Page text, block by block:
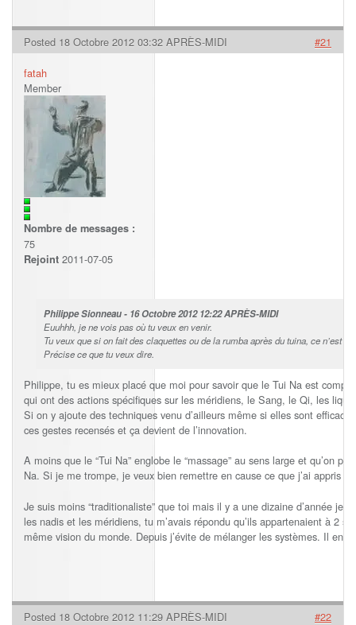
Posted 18 Octobre 2012 03:32 APRÈS-MIDI #21
fatah
Member
Nombre de messages :
75
Rejoint 2011-07-05
Philippe Sionneau - 16 Octobre 2012 12:22 APRÈS-MIDI
Euuhhh, je ne vois pas où tu veux en venir.
Tu veux que si on fait des claquettes ou de la rumba après du tuina, ce n’est
Précise ce que tu veux dire.
Philippe, tu es mieux placé que moi pour savoir que le Tui Na est
qui ont des actions spécifiques sur les méridiens, le Sang, le Qi, les
Si on y ajoute des techniques venu d’ailleurs même si elles sont
ces gestes recensés et ça devient de l’innovation.
A moins que le “Tui Na” englobe le “massage” au sens large et qu’on
Na. Si je me trompe, je veux bien remettre en cause ce que j’ai appris
Je suis moins “traditionaliste” que toi mais il y a une dizaine d’année je
les nadis et les méridiens, tu m’avais répondu qu’ils appartenaient à 2
même vision du monde. Depuis j’évite de mélanger les systèmes. Il en
Posted 18 Octobre 2012 11:29 APRÈS-MIDI #22